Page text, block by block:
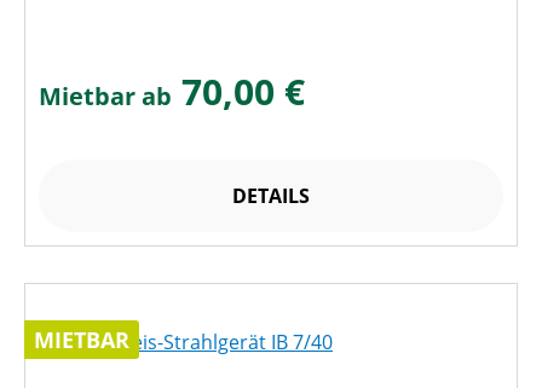
Mietbar ab 70,00 €
DETAILS
MIETBAR